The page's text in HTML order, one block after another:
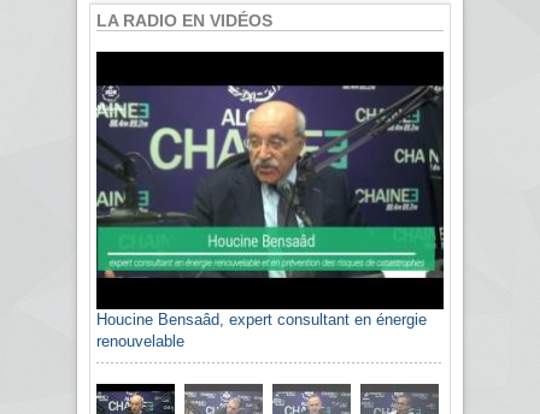
LA RADIO EN VIDÉOS
Houcine Bensaâd, expert consultant en énergie
renouvelable